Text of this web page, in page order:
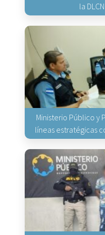
la
Ministerio Público y
líneas estratégicas